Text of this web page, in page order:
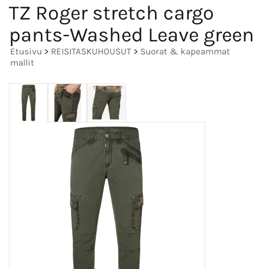
TZ Roger stretch cargo
pants-Washed Leave green
Etusivu > REISITASKUHOUSUT > Suorat & kapeammat
mallit